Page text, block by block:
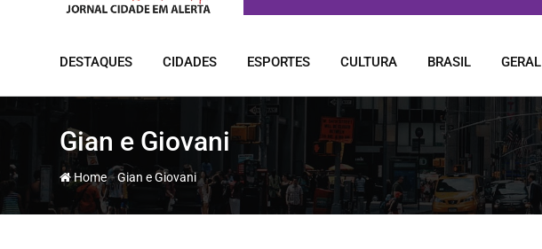
DESTAQUES CIDADES ESPORTES CULTURA BRASIL GERAL
Gian e Giovani
Home-Gian e Giovani